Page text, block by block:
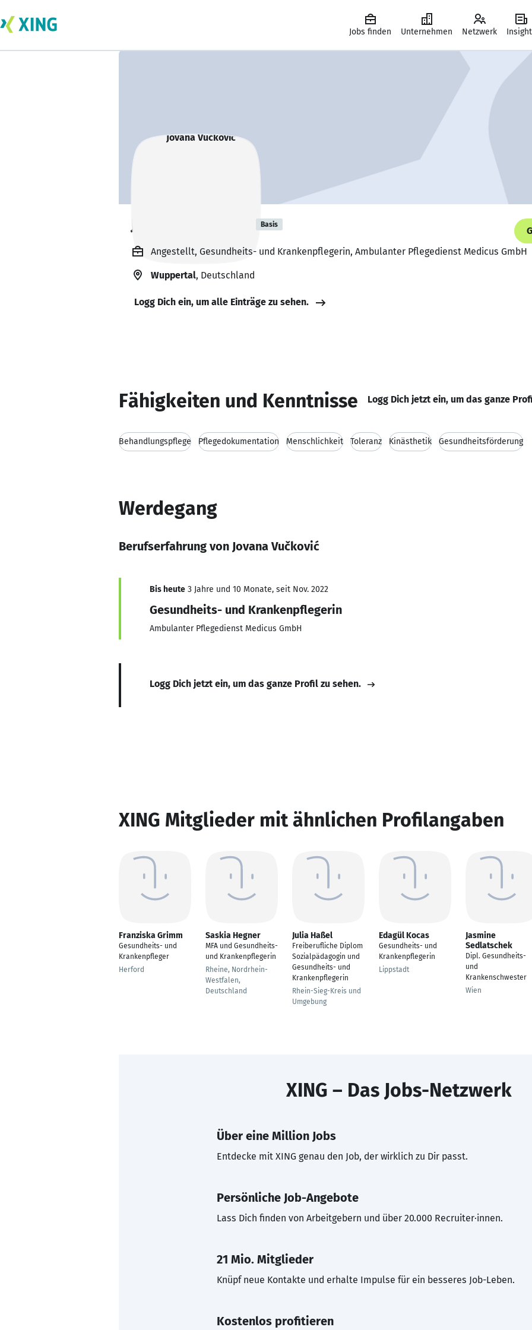
Jobs finden Unternehmen Netzwerk
Jovana Vučković Basis
Angestellt, Gesundheits- und Krankenpflegerin, Ambulanter Pflegedienst Medicus GmbH
Wuppertal, Deutschland
Logg Dich ein, um alle Einträge zu sehen.
Fähigkeiten und Kenntnisse Logg Dich jetzt ein, um das ganze
Behandlungspflege Pflegedokumentation Menschlichkeit Toleranz Kinästhetik Gesundheitsförderung
Werdegang
Berufserfahrung von Jovana Vučković
Bis heute 3 Jahre und 10 Monate, seit Nov. 2022
Gesundheits- und Krankenpflegerin
Ambulanter Pflegedienst Medicus GmbH
Logg Dich jetzt ein, um das ganze Profil zu sehen.
XING Mitglieder mit ähnlichen Profilangaben
Franziska Grimm
Gesundheits- und
Krankenpfleger
Herford
Saskia Hegner
MFA und Gesundheits-
und Krankenpflegerin
Rheine, Nordrhein-
Westfalen,
Deutschland
Julia Haßel
Freiberufliche Diplom
Sozialpädagogin und
Gesundheits- und
Krankenpflegerin
Rhein-Sieg-Kreis und
Umgebung
Edagül Kocas
Gesundheits- und
Krankenpflegerin
Lippstadt
Jasmine
Sedlatschek
Dipl. Gesundheits-
und
Krankenschwester
Wien
XING – Das Jobs-Netzwerk
Über eine Million Jobs
Entdecke mit XING genau den Job, der wirklich zu Dir passt.
Persönliche Job-Angebote
Lass Dich finden von Arbeitgebern und über 20.000 Recruiter·innen.
21 Mio. Mitglieder
Knüpf neue Kontakte und erhalte Impulse für ein besseres Job-Leben.
Kostenlos profitieren